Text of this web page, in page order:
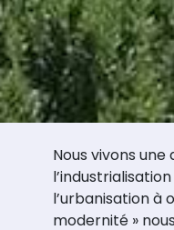
Nous vivons une
l’urbanisation à
modernité »